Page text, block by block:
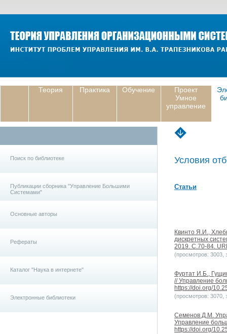
Теория Практика Обучение
Проект
Умное
управление
Поиск по библиотеке
Публикации сборника "Управление Большими
Системами"
Основные авторы
Рефераты
Каталог "Наука в интернете"
Электронные библиотеки
Условия
Статьи
Квинто Я.И.,
дискретных
2019. С.70-84.
(просмотров: 3003,
Фуртат И.Б.,
// Управление
https://doi.org/
(просмотров: 3070,
Семенов Д.М.
Управление
https://doi.org/